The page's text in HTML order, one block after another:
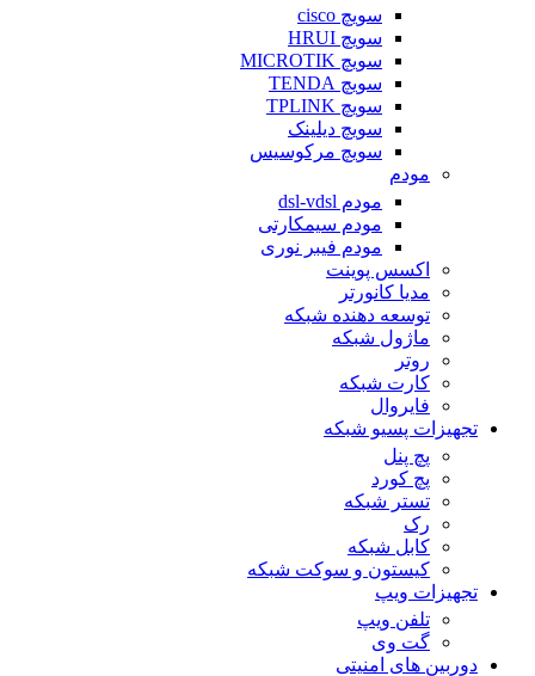
سویچ cisco
سویچ HRUI
سویچ MICROTIK
سویچ TENDA
سویچ TPLINK
سویچ دیلینک
سویچ مرکوسیس
مودم
مودم dsl-vdsl
مودم سیمکارتی
مودم فیبر نوری
اکسس پوینت
مدیا کانورتر
توسعه دهنده شبکه
ماژول شبکه
روتر
کارت شبکه
فایروال
تجهیزات پسیو شبکه
پچ پنل
پچ کورد
تستر شبکه
رک
کابل شبکه
کیستون و سوکت شبکه
تجهیزات ویپ
تلفن ویپ
گت وی
دوربین های امنیتی